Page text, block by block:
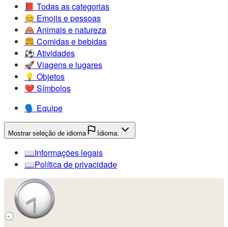
📕️ Todas as categorias
😊️ Emojis e pessoas
🙈️ Animais e natureza
🍔️ Comidas e bebidas
⚽️ Atividades
🚀️ Viagens e lugares
💡️ Objetos
❤️ Símbolos
🗣️ Equipe
Mostrar seleção de idioma Idioma:
📖️Informações legais
📖️Política de privacidade
🕣